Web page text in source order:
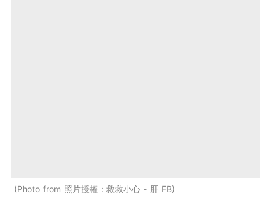
Photo from 照片授權：救救小心 - 肝 FB